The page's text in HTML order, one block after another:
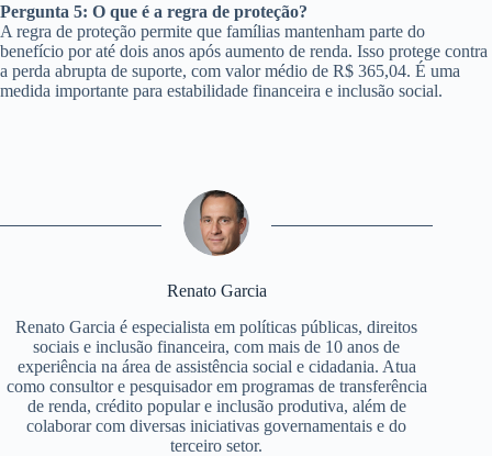
Pergunta 5: O que é a regra de proteção?
A regra de proteção permite que famílias mantenham parte do
benefício por até dois anos após aumento de renda. Isso protege contra
a perda abrupta de suporte, com valor médio de R$ 365,04. É uma
medida importante para estabilidade financeira e inclusão social.
Renato Garcia
Renato Garcia é especialista em políticas públicas, direitos
sociais e inclusão financeira, com mais de 10 anos de
experiência na área de assistência social e cidadania. Atua
como consultor e pesquisador em programas de transferência
de renda, crédito popular e inclusão produtiva, além de
colaborar com diversas iniciativas governamentais e do
terceiro setor.